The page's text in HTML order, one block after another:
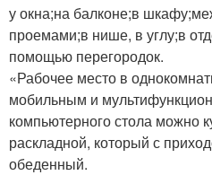
у окна;на балконе;в
проемами;в нише, в углу;в
помощью перегородок.
«Рабочее место в
мобильным и
компьютерного стола можно
раскладной, который с
обеденный.